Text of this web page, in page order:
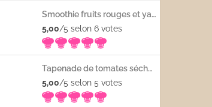
Smoothie fruits rouges et yaourt
5,00/5 selon 6 votes
Tapenade de tomates séchées
5,00/5 selon 5 votes